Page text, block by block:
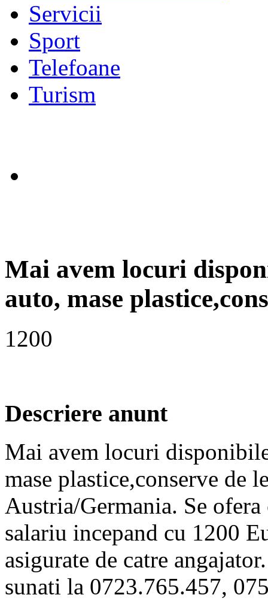
Servicii
Sport
Telefoane
Turism
Mai avem locuri
auto, mase
1200
Descriere anunt
Mai avem locuri
mase plastice,conserve de
Austria/Germania. Se
salariu incepand cu 1200
asigurate de catre
sunati la 0723.765.457,